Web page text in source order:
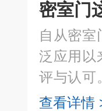
密室门
自从密室
泛应用以
评与认可
当中，密
查看详情